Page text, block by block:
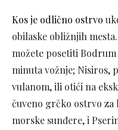
Kos je odlično ostrvo
obilaske obližnjih
možete posetiti Bodrum
minuta vožnje; Nisiros,
vulanom, ili otići na
čuveno grčko ostrvo
morske sunđere, i